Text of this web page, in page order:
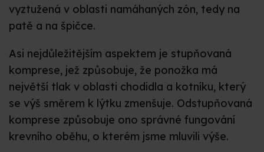
vyztužená v oblasti namáhaných zón, tedy na
patě a na špičce.
Asi nejdůležitějším aspektem je stupňovaná
komprese, jež způsobuje, že ponožka má
největší tlak v oblasti chodidla a kotníku, který
se výš směrem k lýtku zmenšuje. Odstupňovaná
komprese způsobuje ono správné fungování
krevního oběhu, o kterém jsme mluvili výše.